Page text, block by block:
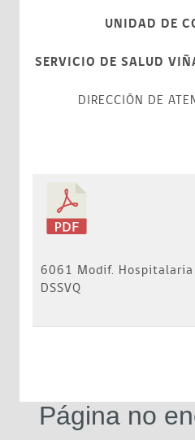
UNIDAD DE
SERVICIO DE SALUD
DIRECCIÓN DE
6061 Modif.
DSSVQ
Página no